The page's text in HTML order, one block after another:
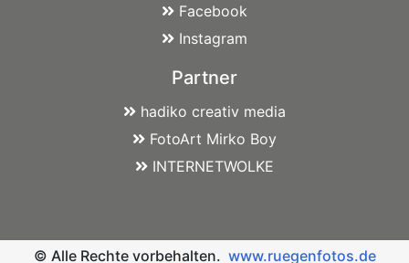
Facebook
Instagram
Partner
hadiko creativ media
FotoArt Mirko Boy
INTERNETWOLKE
© Alle Rechte vorbehalten. www.ruegenfotos.de